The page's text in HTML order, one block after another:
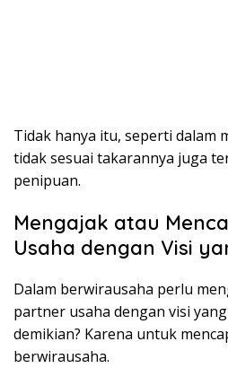
Tidak hanya itu, seperti dalam
tidak sesuai takarannya juga
penipuan.
Mengajak atau
Usaha dengan Visi
Dalam berwirausaha perlu
partner usaha dengan visi
demikian? Karena untuk
berwirausaha.